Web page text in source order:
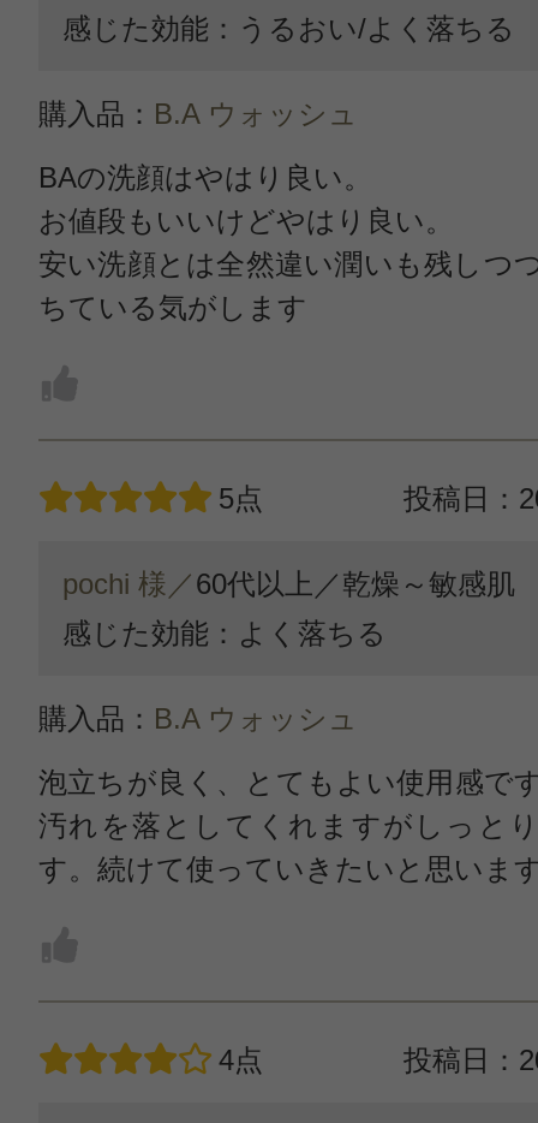
感じた効能：うるおい/よく落ちる
購入品： B.A ウォッシュ
BAの洗顔はやはり良い。
お値段もいいけどやはり良い。
安い洗顔とは全然違い潤いも残しつ
ちている気がします
5点 投稿日：
pochi 様／60代以上／乾燥～敏感肌
感じた効能：よく落ちる
購入品： B.A ウォッシュ
泡立ちが良く、とてもよい使用感で
汚れを落としてくれますがしっと
す。続けて使っていきたいと思いま
4点 投稿日：